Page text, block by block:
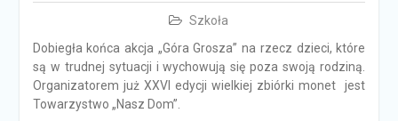
Szkoła
Dobiegła końca akcja „Góra Grosza” na rzecz dzieci, które
są w trudnej sytuacji i wychowują się poza swoją rodziną.
Organizatorem już XXVI edycji wielkiej zbiórki monet jest
Towarzystwo „Nasz Dom”.